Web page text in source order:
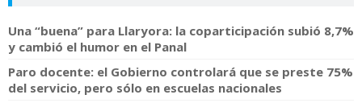
Una “buena” para Llaryora: la coparticipación subió 8,7%
y cambió el humor en el Panal
Paro docente: el Gobierno controlará que se preste 75%
del servicio, pero sólo en escuelas nacionales